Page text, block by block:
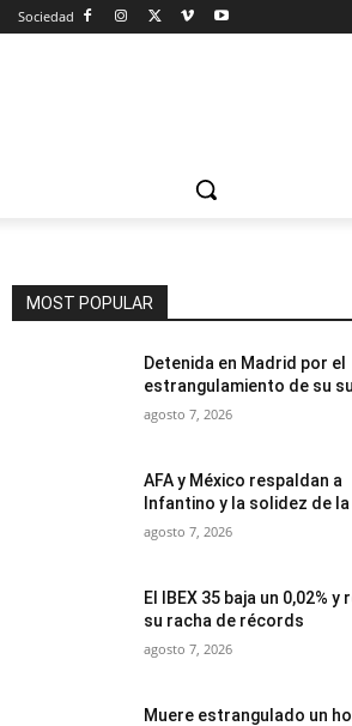
Sociedad
MOST POPULAR
Detenida en Madrid por el
estrangulamiento de su
agosto 7, 2026
AFA y México respaldan a
Infantino y la solidez de la
agosto 7, 2026
El IBEX 35 baja un 0,02% y
su racha de récords
agosto 7, 2026
Muere estrangulado un